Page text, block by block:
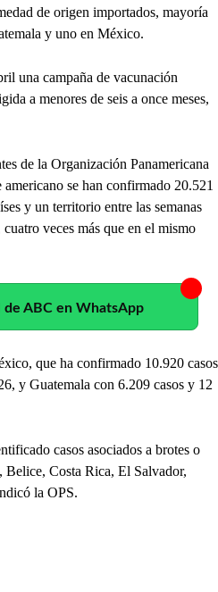
de origen importados, mayoría
y uno en México.
una campaña de vacunación
a menores de seis a once meses,
de la Organización Panamericana
se han confirmado 20.521
y un territorio entre las semanas
veces más que en el mismo
de ABC en WhatsApp
que ha confirmado 10.920 casos
y Guatemala con 6.209 casos y 12
casos asociados a brotes o
Costa Rica, El Salvador,
la OPS.